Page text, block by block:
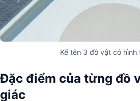
Kể tên 3 đồ vật có hình
Đặc điểm của từng đồ
giác